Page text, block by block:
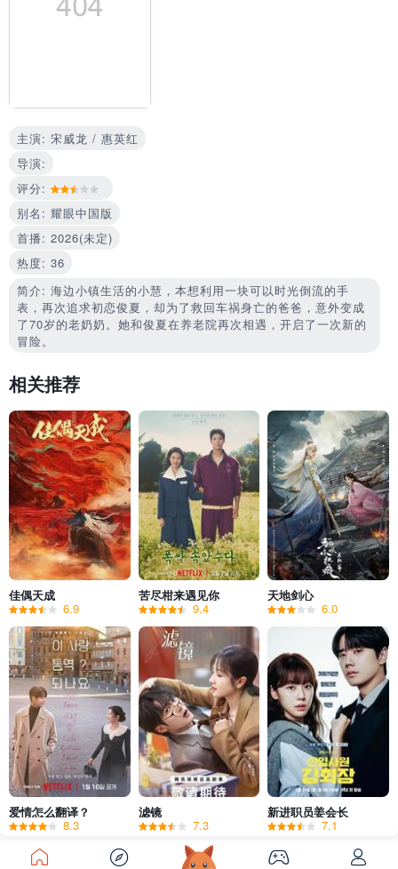
主演: 宋威龙 / 惠英红
导演:
评分:
别名: 耀眼中国版
首播: 2026(未定)
热度: 36
简介: 海边小镇生活的小慧，本想利用一块可以时光倒流的手
表，再次追求初恋俊夏，却为了救回车祸身亡的爸爸，意外变成
了70岁的老奶奶。她和俊夏在养老院再次相遇，开启了一次新的
冒险。
相关推荐
佳偶天成
6.9
苦尽柑来遇见你
9.4
天地剑心
6.0
爱情怎么翻译？
8.3
滤镜
7.3
新进职员姜会长
7.1